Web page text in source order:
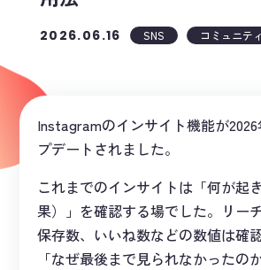
2026.06.16 SNS コミュニテ
Instagramのインサイト機能が
プデートされました。
これまでのインサイトは「何が起
果）」を確認する場でした。リー
保存数、いいね数などの数値は確
「なぜ最後まで見られなかったの